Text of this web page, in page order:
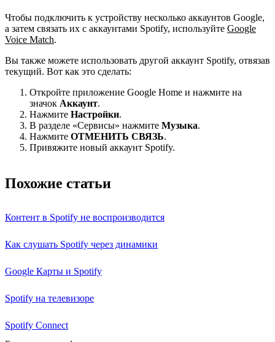
Чтобы подключить к устройству несколько аккаунтов Google,
а затем связать их с аккаунтами Spotify, используйте Google
Voice Match.
Вы также можете использовать другой аккаунт Spotify, отвязав
текущий. Вот как это сделать:
Откройте приложение Google Home и нажмите на
значок Аккаунт.
Нажмите Настройки.
В разделе «Сервисы» нажмите Музыка.
Нажмите ОТМЕНИТЬ СВЯЗЬ.
Привяжите новый аккаунт Spotify.
Похожие статьи
Контент в Spotify не воспроизводится
Как слушать Spotify через динамики
Google Карты и Spotify
Spotify на телевизоре
Spotify Connect